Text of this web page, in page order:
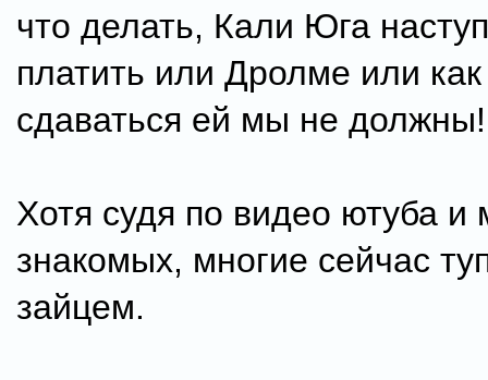
что делать, Кали Юга
платить или Дролме или
сдаваться ей мы не должны!
Хотя судя по видео ютуба и
знакомых, многие сейчас
зайцем.